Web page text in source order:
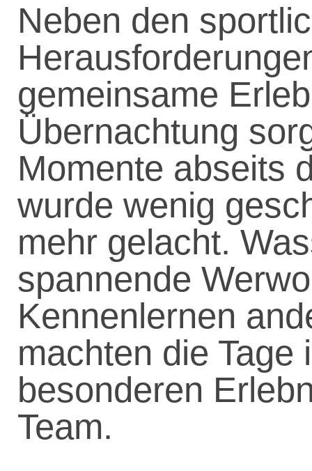
Neben den
gemeinsame
Übernachtung
Momente abseits
wurde wenig
mehr gelacht.
spannende
Kennenlernen
machten die
besonderen
Team.